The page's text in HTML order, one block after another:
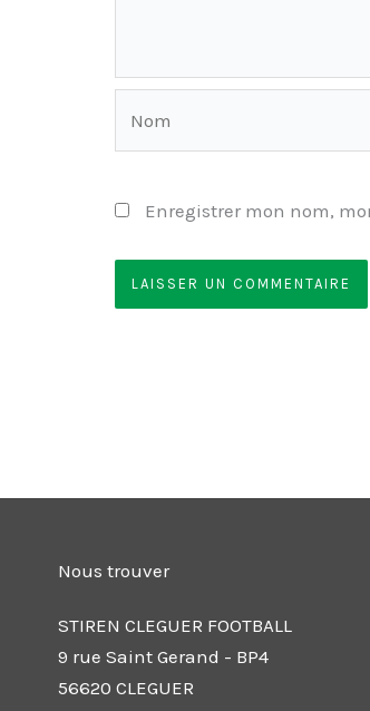
Enregistrer mon nom,
Nous trouver
STIREN CLEGUER FOOTBALL
9 rue Saint Gerand - BP4
56620 CLEGUER